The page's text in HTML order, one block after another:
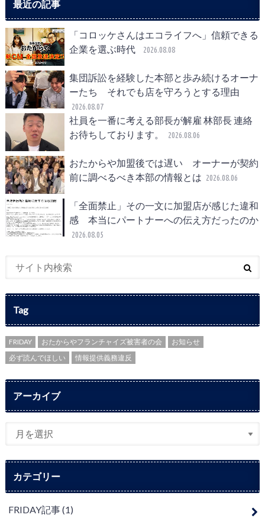
最近の記事
「コロッケさんはエコライフへ」信頼できる
企業を選ぶ時代
2026.08.08
集団訴訟を経験した本部と歩み続けるオーナ
ーたち それでも店を守ろうとする理由
2026.08.07
社員を一番に考える部長が解雇 林部長 連絡
お待ちしております。
2026.08.06
おたからや加盟後では遅い オーナーが契約
前に調べるべき本部の情報とは 2026.08.06
「全面禁止」その一文に加盟店が感じた違和
感 本当にパートナーへの伝え方だったのか
2026.08.05
Tag
FRIDAY おたからやフランチャイズ被害者の会
お知らせ
必ず読んでほしい
情報提供義務違反
アーカイブ
カテゴリー
FRIDAY記事(1)